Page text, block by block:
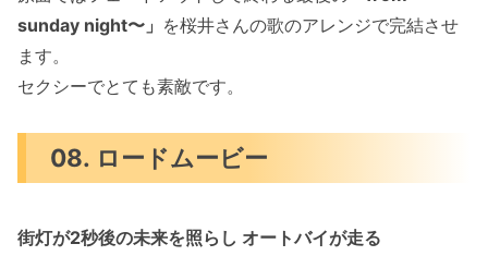
sunday night〜」 を桜井さんの歌のアレンジで完結させ
ます。
セクシーでとても素敵です。
08. ロードムービー
街灯が2秒後の未来を照らし オートバイが走る